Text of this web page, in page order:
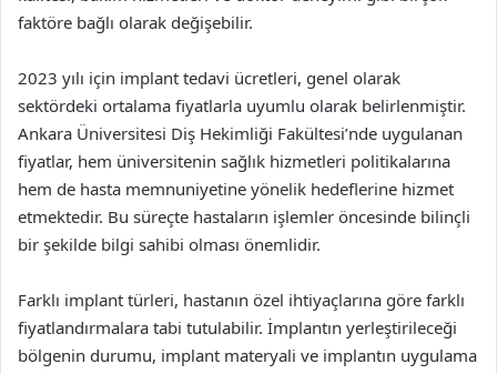
faktöre bağlı olarak değişebilir.
2023 yılı için implant tedavi ücretleri, genel olarak
sektördeki ortalama fiyatlarla uyumlu olarak belirlenmiştir.
Ankara Üniversitesi Diş Hekimliği Fakültesi’nde uygulanan
fiyatlar, hem üniversitenin sağlık hizmetleri politikalarına
hem de hasta memnuniyetine yönelik hedeflerine hizmet
etmektedir. Bu süreçte hastaların işlemler öncesinde bilinçli
bir şekilde bilgi sahibi olması önemlidir.
Farklı implant türleri, hastanın özel ihtiyaçlarına göre farklı
fiyatlandırmalara tabi tutulabilir. İmplantın yerleştirileceği
bölgenin durumu, implant materyali ve implantın uygulama